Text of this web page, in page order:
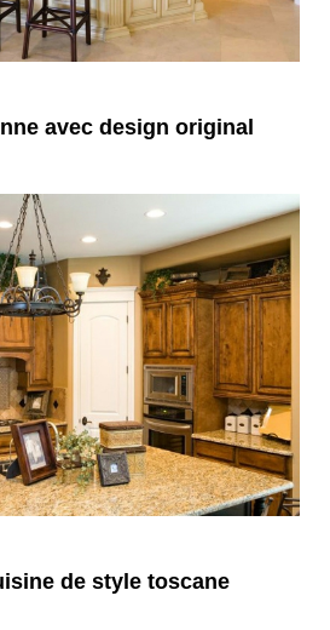
avec design original
de style toscane